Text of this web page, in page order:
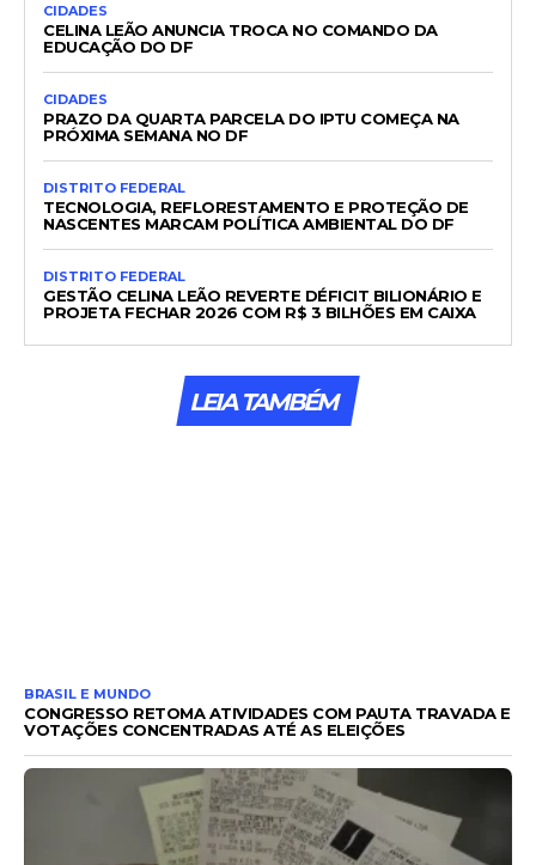
CIDADES
CELINA LEÃO ANUNCIA TROCA NO COMANDO DA
EDUCAÇÃO DO DF
CIDADES
PRAZO DA QUARTA PARCELA DO IPTU COMEÇA NA
PRÓXIMA SEMANA NO DF
DISTRITO FEDERAL
TECNOLOGIA, REFLORESTAMENTO E PROTEÇÃO DE
NASCENTES MARCAM POLÍTICA AMBIENTAL DO DF
DISTRITO FEDERAL
GESTÃO CELINA LEÃO REVERTE DÉFICIT BILIONÁRIO E
PROJETA FECHAR 2026 COM R$ 3 BILHÕES EM CAIXA
LEIA TAMBÉM
BRASIL E MUNDO
CONGRESSO RETOMA ATIVIDADES COM PAUTA TRAVADA E
VOTAÇÕES CONCENTRADAS ATÉ AS ELEIÇÕES